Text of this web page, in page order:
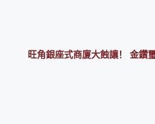
旺角銀座式商廈大蝕讓！ 金鑽